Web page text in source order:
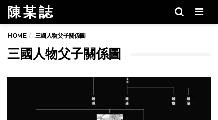
陳 某 誌
HOME 三國人物父子關係圖
三國人物父子關係圖